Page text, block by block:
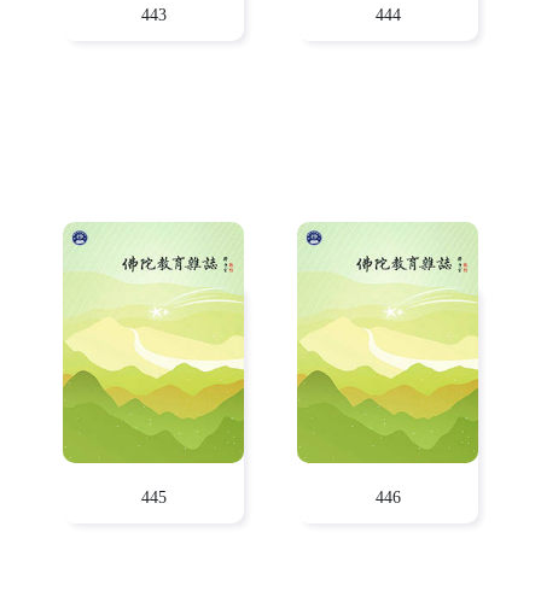
443 444
445 446